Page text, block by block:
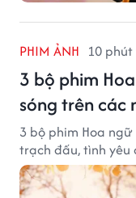
PHIM ẢNH 10
3 bộ phim
sóng trên các
3 bộ phim Hoa
trạch đấu, tình yêu